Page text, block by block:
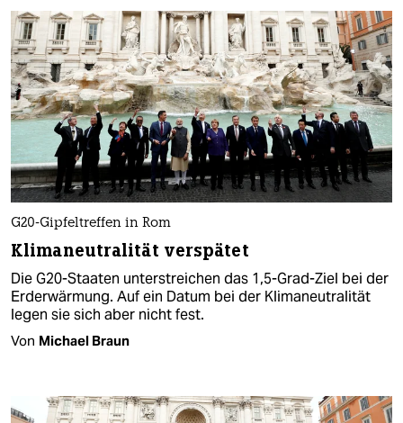
G20-Gipfeltreffen in Rom
Klimaneutralität verspätet
Die G20-Staaten unterstreichen das 1,5-Grad-Ziel bei der
Erderwärmung. Auf ein Datum bei der Klimaneutralität
legen sie sich aber nicht fest.
Von Michael Braun